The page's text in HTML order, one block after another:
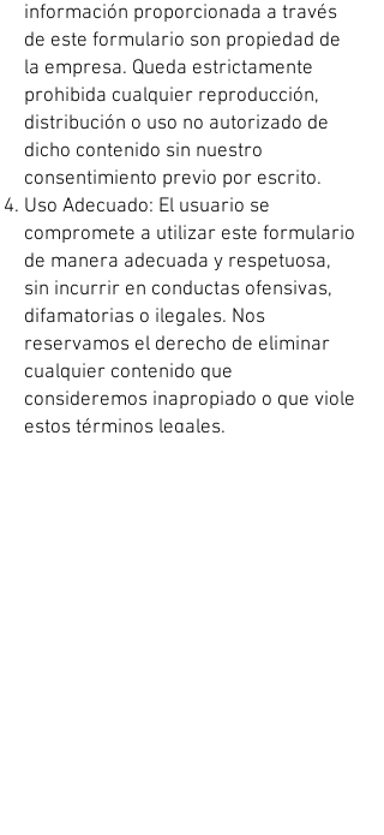
información proporcionada a través
de este formulario son propiedad de
la empresa. Queda estrictamente
prohibida cualquier reproducción,
distribución o uso no autorizado de
dicho contenido sin nuestro
consentimiento previo por escrito.
Uso Adecuado: El usuario se
compromete a utilizar este formulario
de manera adecuada y respetuosa,
sin incurrir en conductas ofensivas,
difamatorias o ilegales. Nos
reservamos el derecho de eliminar
cualquier contenido que
consideremos inapropiado o que viole
estos términos legales.